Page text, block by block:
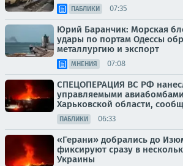
ПАБЛИКИ 07:35
Юрий Баранчик: Морская
удары по портам Одессы
металлургию и экспорт
МНЕНИЯ 07:08
СПЕЦОПЕРАЦИЯ ВС РФ
управляемыми
Харьковской области,
ПАБЛИКИ 06:33
«Герани» добрались до
фиксируют сразу в
Украины